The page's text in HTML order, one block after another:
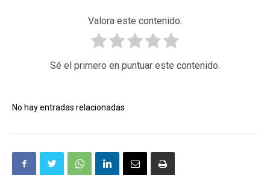
Valora este contenido.
Sé el primero en puntuar este contenido.
No hay entradas relacionadas